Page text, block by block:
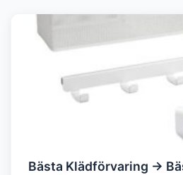
Bästa Klädförvaring →